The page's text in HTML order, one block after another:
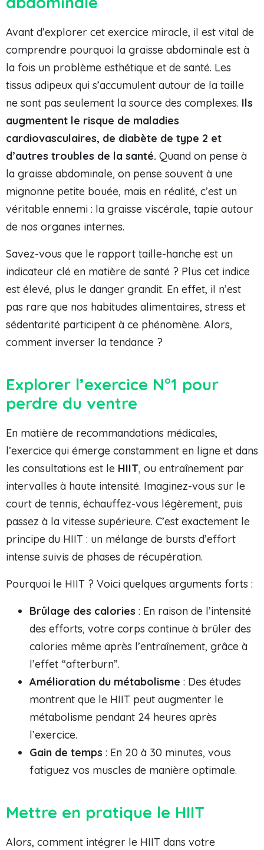
Avant d’explorer cet exercice miracle, il est vital de
comprendre pourquoi la graisse abdominale est à
la fois un problème esthétique et de santé. Les
tissus adipeux qui s’accumulent autour de la taille
ne sont pas seulement la source des complexes. Ils
augmentent le risque de maladies
cardiovasculaires, de diabète de type 2 et
d’autres troubles de la santé. Quand on pense à
la graisse abdominale, on pense souvent à une
mignonne petite bouée, mais en réalité, c’est un
véritable ennemi : la graisse viscérale, tapie autour
de nos organes internes.
Savez-vous que le rapport taille-hanche est un
indicateur clé en matière de santé ? Plus cet indice
est élevé, plus le danger grandit. En effet, il n’est
pas rare que nos habitudes alimentaires, stress et
sédentarité participent à ce phénomène. Alors,
comment inverser la tendance ?
Explorer l’exercice N°1 pour
perdre du ventre
En matière de recommandations médicales,
l’exercice qui émerge constamment en ligne et dans
les consultations est le HIIT, ou entraînement par
intervalles à haute intensité. Imaginez-vous sur le
court de tennis, échauffez-vous légèrement, puis
passez à la vitesse supérieure. C’est exactement le
principe du HIIT : un mélange de bursts d’effort
intense suivis de phases de récupération.
Pourquoi le HIIT ? Voici quelques arguments forts :
Brûlage des calories : En raison de l’intensité
des efforts, votre corps continue à brûler des
calories même après l’entraînement, grâce à
l’effet “afterburn”.
Amélioration du métabolisme : Des études
montrent que le HIIT peut augmenter le
métabolisme pendant 24 heures après
l’exercice.
Gain de temps : En 20 à 30 minutes, vous
fatiguez vos muscles de manière optimale.
Mettre en pratique le HIIT
Alors, comment intégrer le HIIT dans votre